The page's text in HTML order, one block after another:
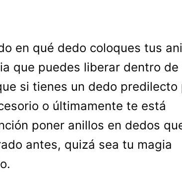
en qué dedo coloques tus
que puedes liberar dentro de
si tienes un dedo predilecto
o últimamente te está
poner anillos en dedos
antes, quizá sea tu magia